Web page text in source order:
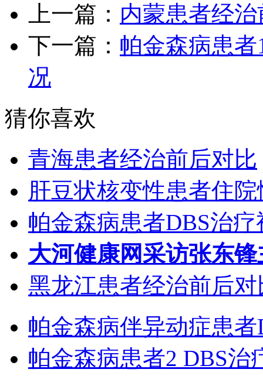
上一篇： 内蒙患者经
下一篇： 帕金森病患
况
猜你喜欢
青海患者经治前后对比
肝豆状核变性患者住
帕金森病患者DBS治疗
大河健康网采访张东锋
黑龙江患者经治前后对
帕金森病伴异动症患
帕金森病患者2 DBS治